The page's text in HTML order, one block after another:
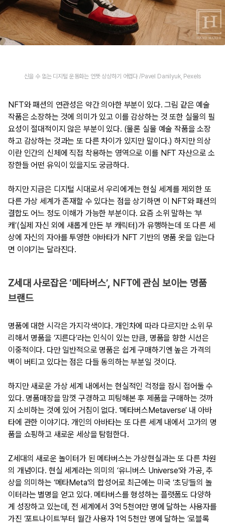
신을 수 없는 디지털 운동화는 언뜻 상상하기 어렵다 /Pavel Danilyuk, Pexels
NFT와 패션의 연관성은 약간 의아한 부분이 있다. 그림 같은 예술
작품은 소장하는 것에 의미가 있고 이를 감상하는 것 또한 실물의 필
요성이 절대적이지 않은 부분이 있다. (물론 실물 예술 작품을 소장
하고 감상하는 것과는 또 다른 차이가 있지만 말이다.) 하지만 의상
이란 인간의 신체에 직접 착용하는 영역으로 이를 NFT 자산으로 소
장한들 어떤 유익이 있을지도 궁금하다.
하지만 지금은 디지털 시대로서 우리에게는 현실 세계를 제외한 또
다른 가상 세계가 존재할 수 있다는 점을 상기하면 이 NFT와 패션의
결합도 어느 정도 이해가 가능한 부분이다. 요즘 소위 말하는 ‘부
캐’(실제 자신 외에 새롭게 만든 부 캐릭터)가 유행하는데 또 다른 세
상에 자신의 자아를 투영한 아바타가 NFT 기반의 명품 옷을 입는다
면 이야기는 달라진다.
Z세대 사로잡은 ‘메타버스’, NFT에 관심 보이는 명품
브랜드
명품에 대한 시각은 가지각색이다. 개인차에 따라 다르지만 소위 무
리해서 명품을 ‘지른다’라는 인식이 있는 만큼, 명품을 향한 시선은
이중적이다. 다만 일반적으로 명품은 쉽게 구매하기엔 높은 가격의
벽이 버티고 있다는 점은 다들 동의하는 부분일 것이다.
하지만 새로운 가상 세계 내에서는 현실적인 걱정을 잠시 접어둘 수
있다. 명품매장을 맘껏 구경하고 피팅해본 후 제품을 구매하는 것까
지 소비하는 것에 있어 거침이 없다. ‘메타버스Metaverse’ 내 아바
타에 관한 이야기다. 개인의 아바타는 또 다른 세계 내에서 고가의 명
품을 쇼핑하고 새로운 세상을 탐험한다.
Z세대의 새로운 놀이터가 된 메타버스는 가상현실과는 또 다른 차원
의 개념이다. 현실 세계라는 의미의 ‘유니버스 Universe’와 가공, 추
상을 의미하는 ‘메타Meta’의 합성어로 최근에는 미국 ‘초딩’들의 놀
이터라는 별명을 얻고 있다. 메타버스를 형성하는 플랫폼도 다양하
게 성장하고 있는데, 전 세계에서 3억 5천여만 명에 달하는 사용자를
가진 ‘포트나이트’부터 월간 사용자 1억 5천만 명에 달하는 ‘로블록